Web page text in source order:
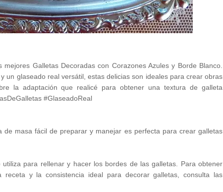
Galletas Decoradas con Corazones Azules y Borde Blanco.
un glaseado real versátil, estas delicias son ideales para crear obras
la adaptación que realicé para obtener una textura de galleta
#GlaseadoReal
de masa fácil de preparar y manejar es perfecta para crear galletas
utiliza para rellenar y hacer los bordes de las galletas. Para obtener
receta y la consistencia ideal para decorar galletas, consulta las